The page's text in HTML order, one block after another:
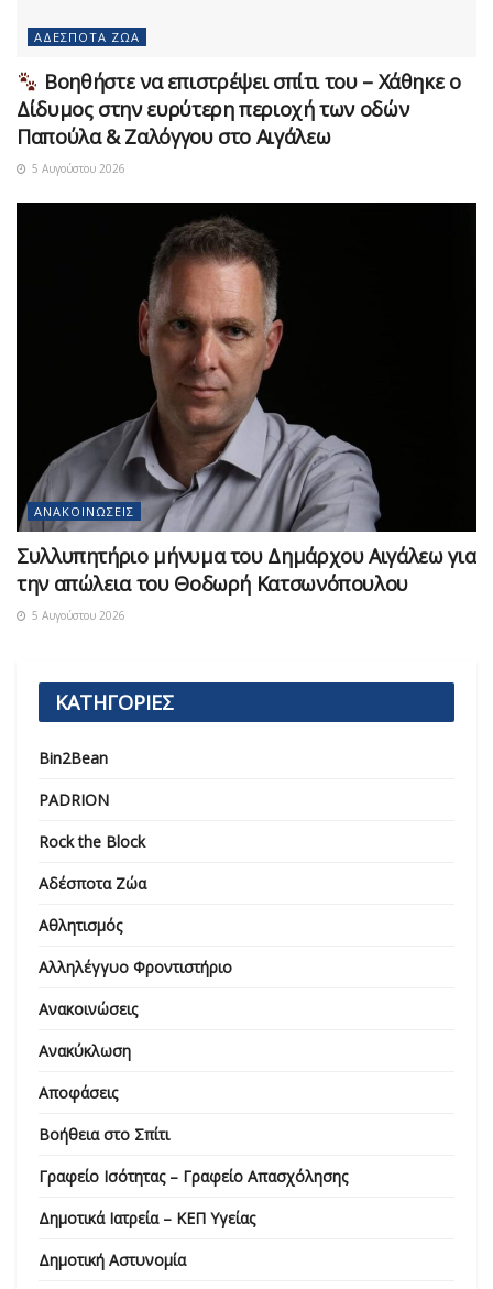
ΑΔΈΣΠΟΤΑ ΖΏΑ
Βοηθήστε να επιστρέψει σπίτι του – Χάθηκε ο
Δίδυμος στην ευρύτερη περιοχή των οδών
Παπούλα & Ζαλόγγου στο Αιγάλεω
5 Αυγούστου 2026
ΑΝΑΚΟΙΝΏΣΕΙΣ
Συλλυπητήριο μήνυμα του Δημάρχου Αιγάλεω για
την απώλεια του Θοδωρή Κατσωνόπουλου
5 Αυγούστου 2026
ΚΑΤΗΓΟΡΙΕΣ
Bin2Bean
PADRION
Rock the Block
Αδέσποτα Ζώα
Αθλητισμός
Αλληλέγγυο Φροντιστήριο
Ανακοινώσεις
Ανακύκλωση
Αποφάσεις
Βοήθεια στο Σπίτι
Γραφείο Ισότητας – Γραφείο Απασχόλησης
Δημοτικά Ιατρεία – ΚΕΠ Υγείας
Δημοτική Αστυνομία